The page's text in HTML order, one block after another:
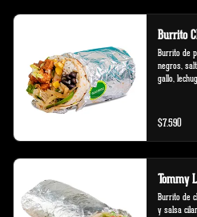
Burrito
Burrito de
negros,
gallo,
$7.590
Tommy
Burrito de
y salsa